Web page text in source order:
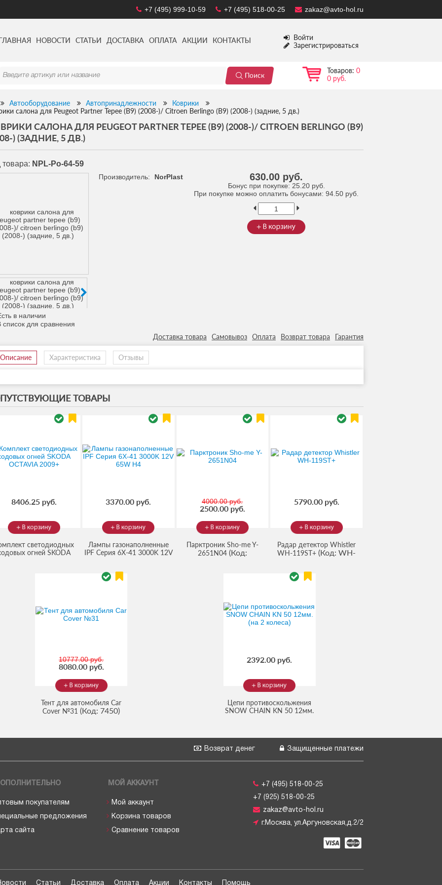
zakaz@avto-hol.ru
+7 (495) 518-00-25
+7 (495) 999-10-59
НОВОСТИ СТАТЬИ ДОСТАВКА ОПЛАТА АКЦИИ КОНТАКТЫ
Войти
Зарегистрироваться
Товаров: 0
0 руб.
Автооборудование Автопринадлежности
Коврики
салона для Peugeot Partner Tepee (B9) (2008-)/ Citroen Berlingo (B9) (2008-) (задние, 5 дв.)
САЛОНА ДЛЯ PEUGEOT PARTNER TEPEE (B9) (2008-)/ CITROEN BERLINGO (B9)
) (ЗАДНИЕ, 5 ДВ.)
товара: NPL-Po-64-59
в наличии
630.00 руб.
Бонус при покупке: 25.20 руб.
При покупке можно оплатить бонусами: 94.50 руб.
Производитель: NorPlast
Доставка товара Самовывоз Оплата Возврат товара Гарантия
Описание Характеристика Отзывы
ТОВАРЫ
8406.25 руб.
светодиодных
огней SKODA
3370.00 руб.
Лампы газонаполненные
IPF Серия 6X-41 3000K 12V
4000.00 руб.
2500.00 руб.
Парктроник Sho-me Y-
2651N04 (Код:
5790.00 руб.
Радар детектор Whistler
WH-119ST+(Код:WH-
10777.00 руб.
8080.00 руб.
Тент для автомобиля Car
Cover №31(Код: 7450)
2392.00 руб.
Цепи противоскольжения
SNOW CHAIN KN 50 12мм.
Защищенные платежи
Возврат денег
покупателям
предложения
сайта
МОЙ АККАУНТ
Мой аккаунт
Корзина товаров
Сравнение товаров
+7 (495) 518-00-25
+7 (925) 518-00-25
zakaz@avto-hol.ru
г.Москва, ул.Аргуновская,д.2/2
Статьи Доставка Оплата Акции Контакты Помощь